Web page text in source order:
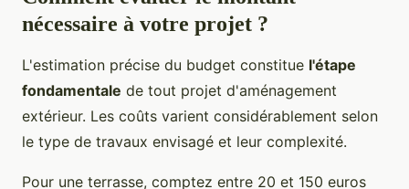
nécessaire à votre projet ?
L'estimation précise du budget constitue l'étape
fondamentale de tout projet d'aménagement
extérieur. Les coûts varient considérablement selon
le type de travaux envisagé et leur complexité.
Pour une terrasse, comptez entre 20 et 150 euros